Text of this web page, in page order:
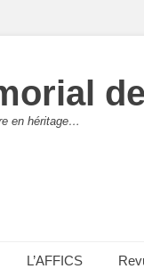
en héritage…
L’AFFICS